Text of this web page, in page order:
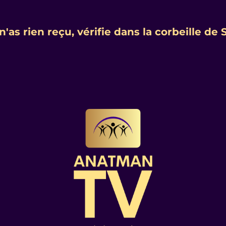
rien reçu, vérifie dans la corbeille de